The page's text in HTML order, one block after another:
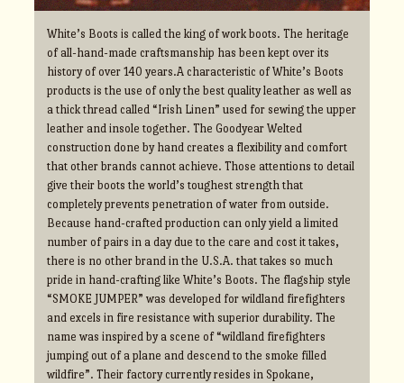
White’s Boots is called the king of work boots. The heritage
of all-hand-made craftsmanship has been kept over its
history of over 140 years.A characteristic of White’s Boots
products is the use of only the best quality leather as well as
a thick thread called “Irish Linen” used for sewing the upper
leather and insole together. The Goodyear Welted
construction done by hand creates a flexibility and comfort
that other brands cannot achieve. Those attentions to detail
give their boots the world’s toughest strength that
completely prevents penetration of water from outside.
Because hand-crafted production can only yield a limited
number of pairs in a day due to the care and cost it takes,
there is no other brand in the U.S.A. that takes so much
pride in hand-crafting like White’s Boots. The flagship style
“SMOKE JUMPER” was developed for wildland firefighters
and excels in fire resistance with superior durability. The
name was inspired by a scene of “wildland firefighters
jumping out of a plane and descend to the smoke filled
wildfire”. Their factory currently resides in Spokane,